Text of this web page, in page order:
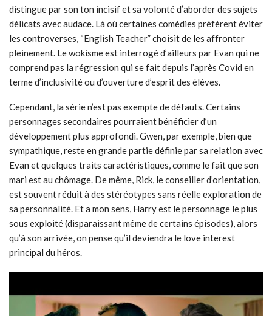
distingue par son ton incisif et sa volonté d’aborder des sujets
délicats avec audace. Là où certaines comédies préfèrent éviter
les controverses, “English Teacher” choisit de les affronter
pleinement. Le wokisme est interrogé d’ailleurs par Evan qui ne
comprend pas la régression qui se fait depuis l’après Covid en
terme d’inclusivité ou d’ouverture d’esprit des élèves.
Cependant, la série n’est pas exempte de défauts. Certains
personnages secondaires pourraient bénéficier d’un
développement plus approfondi. Gwen, par exemple, bien que
sympathique, reste en grande partie définie par sa relation avec
Evan et quelques traits caractéristiques, comme le fait que son
mari est au chômage. De même, Rick, le conseiller d’orientation,
est souvent réduit à des stéréotypes sans réelle exploration de
sa personnalité. Et a mon sens, Harry est le personnage le plus
sous exploité (disparaissant même de certains épisodes), alors
qu’à son arrivée, on pense qu’il deviendra le love interest
principal du héros.